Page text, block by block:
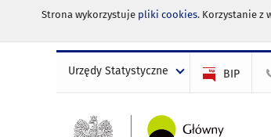
Strona wykorzystuje pliki cookies. Korzystanie z
Urzędy Statystyczne BIP